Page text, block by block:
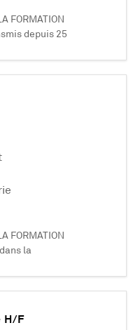
FORMATION
depuis 25
DIP
à
de
et
14001, EN
de 470
FORMATION
la
–
de
et
14001, EN
H/F